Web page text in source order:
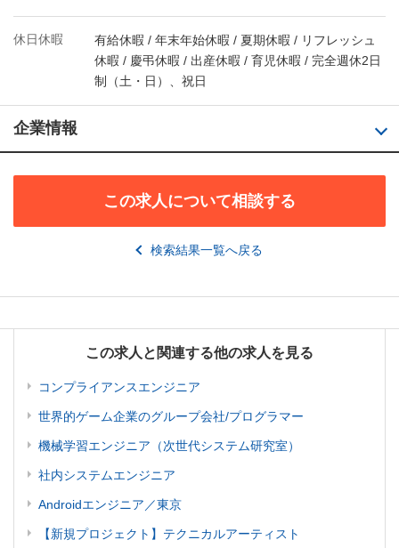
休日休暇
有給休暇 / 年末年始休暇 / 夏期休暇 / リフレッシュ
休暇 / 慶弔休暇 / 出産休暇 / 育児休暇 / 完全週休2日
制（土・日）、祝日
企業情報
この求人について相談する
検索結果一覧へ戻る
この求人と関連する他の求人を見る
コンプライアンスエンジニア
世界的ゲーム企業のグループ会社/プログラマー
機械学習エンジニア（次世代システム研究室）
社内システムエンジニア
Androidエンジニア／東京
【新規プロジェクト】テクニカルアーティスト